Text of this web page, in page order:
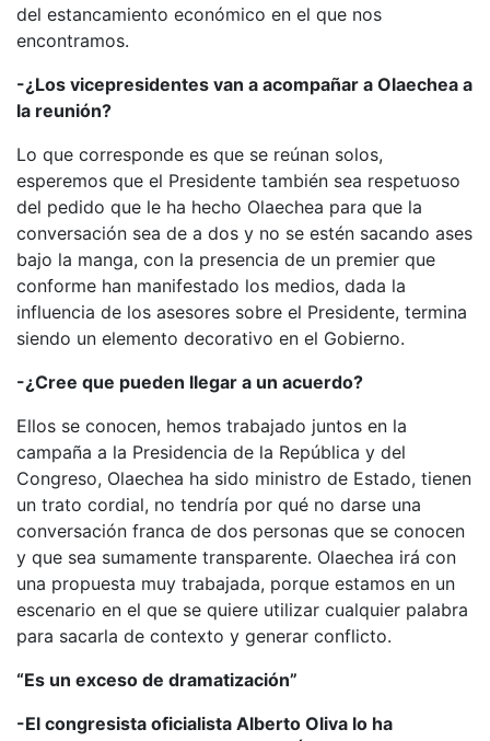
del estancamiento económico en el que nos
encontramos.
-¿Los vicepresidentes van a acompañar a Olaechea a
la reunión?
Lo que corresponde es que se reúnan solos,
esperemos que el Presidente también sea respetuoso
del pedido que le ha hecho Olaechea para que la
conversación sea de a dos y no se estén sacando ases
bajo la manga, con la presencia de un premier que
conforme han manifestado los medios, dada la
influencia de los asesores sobre el Presidente, termina
siendo un elemento decorativo en el Gobierno.
-¿Cree que pueden llegar a un acuerdo?
Ellos se conocen, hemos trabajado juntos en la
campaña a la Presidencia de la República y del
Congreso, Olaechea ha sido ministro de Estado, tienen
un trato cordial, no tendría por qué no darse una
conversación franca de dos personas que se conocen
y que sea sumamente transparente. Olaechea irá con
una propuesta muy trabajada, porque estamos en un
escenario en el que se quiere utilizar cualquier palabra
para sacarla de contexto y generar conflicto.
“Es un exceso de dramatización”
-El congresista oficialista Alberto Oliva lo ha